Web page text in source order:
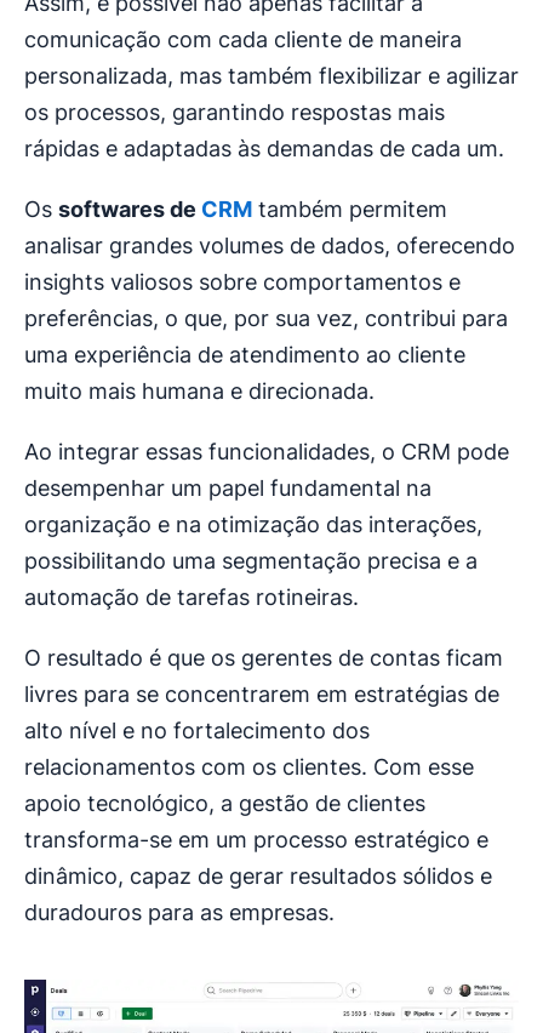
comunicação com cada cliente de maneira
personalizada, mas também flexibilizar e agilizar
os processos, garantindo respostas mais
rápidas e adaptadas às demandas de cada um.
Os softwares de CRM também permitem
analisar grandes volumes de dados, oferecendo
insights valiosos sobre comportamentos e
preferências, o que, por sua vez, contribui para
uma experiência de atendimento ao cliente
muito mais humana e direcionada.
Ao integrar essas funcionalidades, o CRM pode
desempenhar um papel fundamental na
organização e na otimização das interações,
possibilitando uma segmentação precisa e a
automação de tarefas rotineiras.
O resultado é que os gerentes de contas ficam
livres para se concentrarem em estratégias de
alto nível e no fortalecimento dos
relacionamentos com os clientes. Com esse
apoio tecnológico, a gestão de clientes
transforma-se em um processo estratégico e
dinâmico, capaz de gerar resultados sólidos e
duradouros para as empresas.